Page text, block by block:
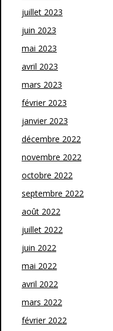
juillet 2023
juin 2023
mai 2023
avril 2023
mars 2023
février 2023
janvier 2023
décembre 2022
novembre 2022
octobre 2022
septembre 2022
août 2022
juillet 2022
juin 2022
mai 2022
avril 2022
mars 2022
février 2022